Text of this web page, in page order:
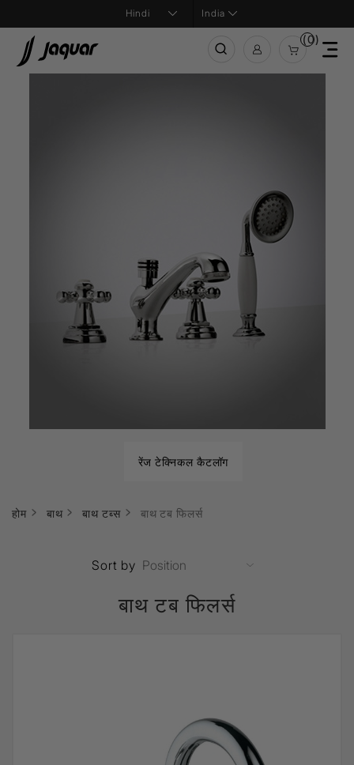
India
(0)
रेंज टेक्निकल कैटलॉग
होम बाथ बाथ टब्स बाथ टब फिलर्स
बाथ टब फिलर्स
Sort by